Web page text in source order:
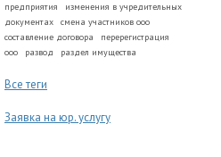
предприятия
изменения в учредительных
документах
смена участников ооо
составление договора
перерегистрация
ооо
развод раздел имущества
Все теги
Заявка на юр. услугу